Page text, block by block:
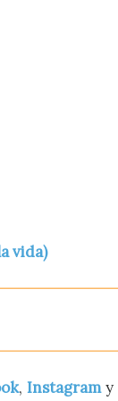
vida)
,Instagramy